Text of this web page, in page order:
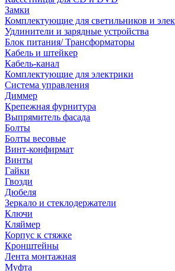
Замки
Комплектующие для светильников и
Удлинители и зарядные устройства
Блок питания/ Трансформаторы
Кабель и штейкер
Кабель-канал
Комплектующие для электрики
Система управления
Диммер
Крепежная фурнитура
Выпрямитель фасада
Болты
Болты весовые
Винт-конфирмат
Винты
Гайки
Гвозди
Дюбеля
Зеркало и стеклодержатели
Ключи
Кляймер
Корпус к стяжке
Кронштейны
Лента монтажная
Муфта